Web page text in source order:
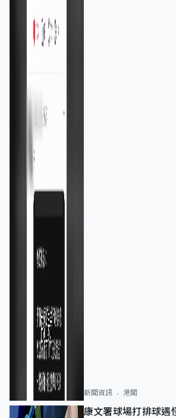
新聞資訊 港聞
康文署球場打排球